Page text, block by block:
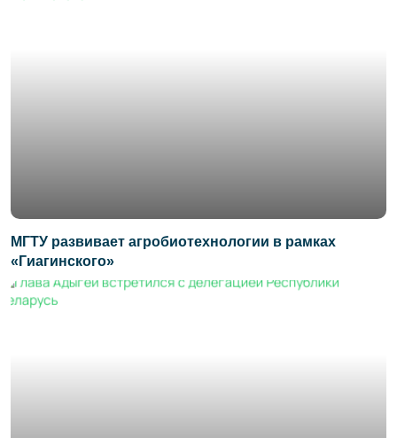
МГТУ развивает агробиотехнологии в рамках
«Гиагинского»